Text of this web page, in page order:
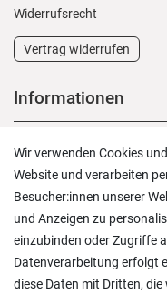
Widerrufs­recht
Vertrag widerrufen
Informationen
Versand und Zahlung
Rücksendungen
Lieferung in die Schweiz
Pflegesymbole
Lagerverkauf
Ratgeber & News
Wir verwenden Cookies
Website und verarbeiten
Besucher:innen unserer
und Anzeigen zu
einzubinden oder Zugriffe
Datenverarbeitung erfolgt
diese Daten mit Dritten,